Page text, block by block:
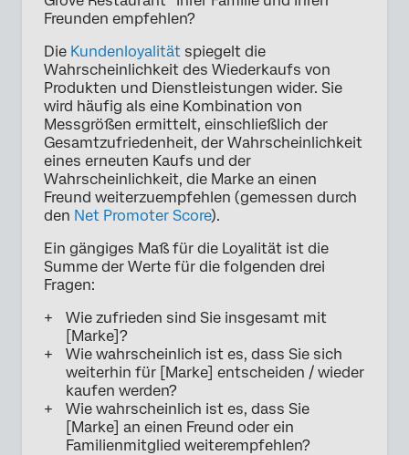
Freunden empfehlen?
Die Kundenloyalität spiegelt die
Wahrscheinlichkeit des Wiederkaufs von
Produkten und Dienstleistungen wider. Sie
wird häufig als eine Kombination von
Messgrößen ermittelt, einschließlich der
Gesamtzufriedenheit, der Wahrscheinlichkeit
eines erneuten Kaufs und der
Wahrscheinlichkeit, die Marke an einen
Freund weiterzuempfehlen (gemessen durch
den Net Promoter Score).
Ein gängiges Maß für die Loyalität ist die
Summe der Werte für die folgenden drei
Fragen:
Wie zufrieden sind Sie insgesamt mit
[Marke]?
Wie wahrscheinlich ist es, dass Sie sich
weiterhin für [Marke] entscheiden / wieder
kaufen werden?
Wie wahrscheinlich ist es, dass Sie
[Marke] an einen Freund oder ein
Familienmitglied weiterempfehlen?